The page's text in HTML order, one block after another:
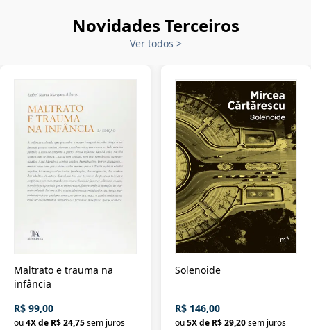
Novidades Terceiros
Ver todos >
Maltrato e trauma na
infância
R$ 99,00
ou4X de R$ 24,75sem juros
Solenoide
R$ 146,00
ou 5X de R$ 29,20 sem juros